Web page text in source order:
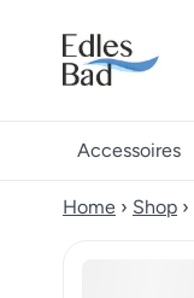
Accessoires
Home › Shop ›